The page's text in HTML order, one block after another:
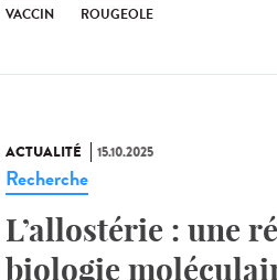
VACCIN ROUGEOLE
ACTUALITÉ 15.10.2025
Recherche
L’allostérie : une
biologie